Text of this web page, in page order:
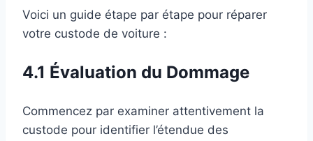
Voici un guide étape par étape pour réparer
votre custode de voiture :
4.1 Évaluation du Dommage
Commencez par examiner attentivement la
custode pour identifier l’étendue des